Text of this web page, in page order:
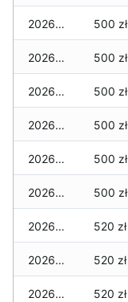
2026-03-22 500 zł
2026-03-21 500 zł
2026-03-20 500 zł
2026-03-19 500 zł
2026-03-18 500 zł
2026-03-17 500 zł
2026-03-16 520 zł
2026-03-15 520 zł
2026-03-14 520 zł